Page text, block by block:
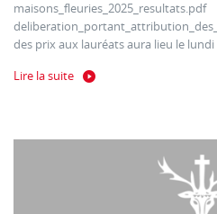
maisons_fleuries_2025_resultats.pdf
des prix aux lauréats aura lieu le lundi
Lire la suite